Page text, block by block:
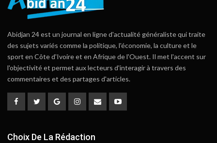
Abidjan 24 est un journal en ligne d'actualité généraliste qui traite
des sujets variés comme la politique, l'économie, la culture et le
sport en Côte d'Ivoire et en Afrique de l'Ouest. Il met l'accent sur
l'objectivité et permet aux lecteurs d'interagir à travers des
commentaires et des partages d'articles.
Choix De La Rédaction